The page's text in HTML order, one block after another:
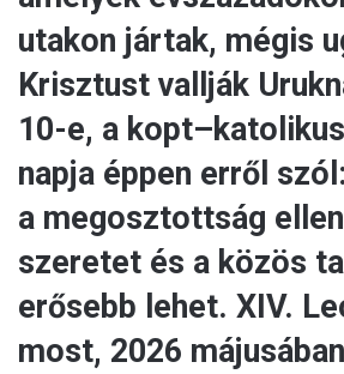
utakon jártak, mégis
Krisztust vallják
10-e, a
napja éppen erről
a megosztottság
szeretet és a közös
erősebb lehet. XIV.
most, 2026